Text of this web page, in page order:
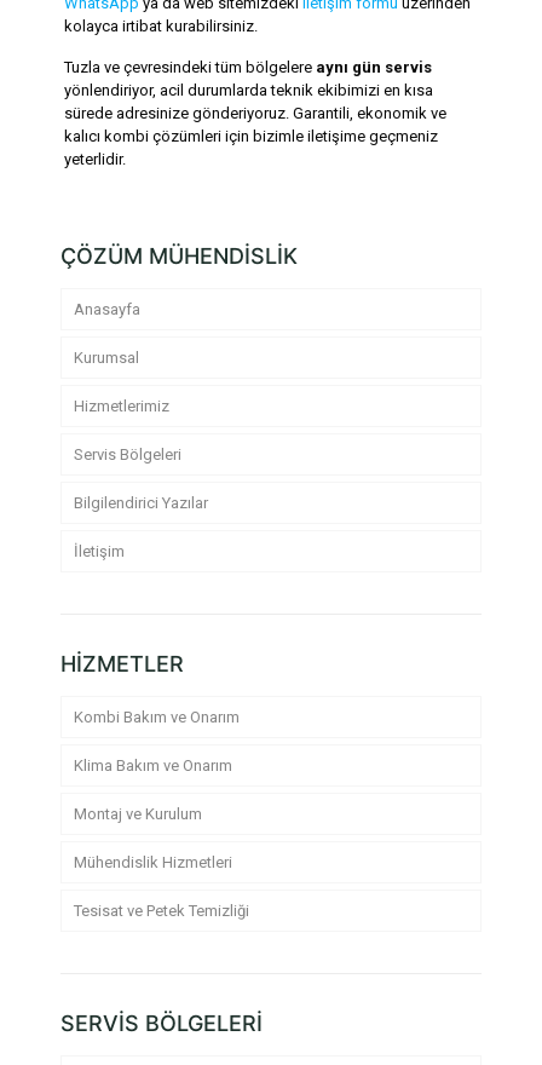
kolayca irtibat kurabilirsiniz.
Tuzla ve çevresindeki tüm bölgelere aynı gün servis
yönlendiriyor, acil durumlarda teknik ekibimizi en kısa
sürede adresinize gönderiyoruz. Garantili, ekonomik ve
kalıcı kombi çözümleri için bizimle iletişime geçmeniz
yeterlidir.
ÇÖZÜM MÜHENDİSLİK
Anasayfa
Kurumsal
Hizmetlerimiz
Servis Bölgeleri
Bilgilendirici Yazılar
İletişim
HİZMETLER
Kombi Bakım ve Onarım
Klima Bakım ve Onarım
Montaj ve Kurulum
Mühendislik Hizmetleri
Tesisat ve Petek Temizliği
SERVİS BÖLGELERİ